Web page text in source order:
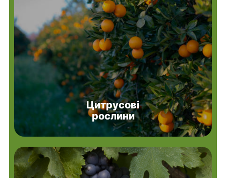
Цитрусові
рослини